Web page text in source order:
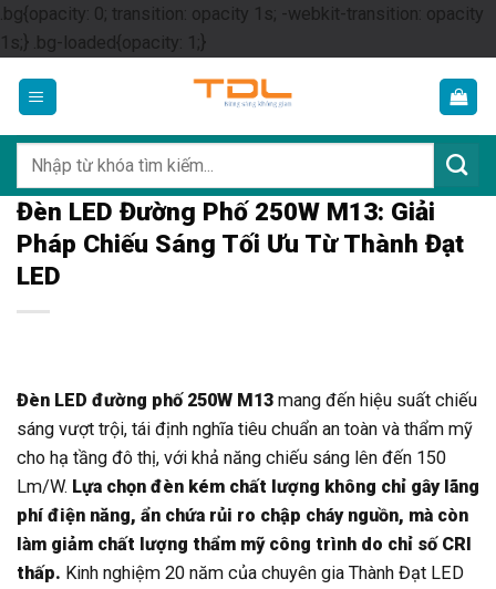
.bg{opacity: 0; transition: opacity 1s; -webkit-transition: opacity
1s;} .bg-loaded{opacity: 1;}Skip
content
kiếm:
Đèn LED Đường Phố 250W M13: Giải
Pháp Chiếu Sáng Tối Ưu Từ Thành Đạt
LED
Đèn LED đường phố 250W M13 mang đến hiệu suất chiếu
sáng vượt trội, tái định nghĩa tiêu chuẩn an toàn và thẩm mỹ
cho hạ tầng đô thị, với khả năng chiếu sáng lên đến 150
Lm/W. Lựa chọn đèn kém chất lượng không chỉ gây lãng
phí điện năng, ẩn chứa rủi ro chập cháy nguồn, mà còn
làm giảm chất lượng thẩm mỹ công trình do chỉ số CRI
thấp. Kinh nghiệm 20 năm của chuyên gia Thành Đạt LED